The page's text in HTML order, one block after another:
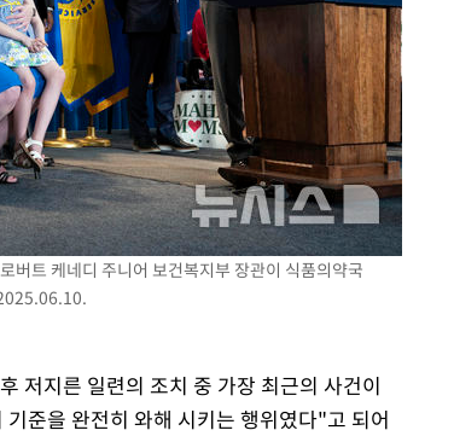
트 케네디 주니어 보건복지부 장관이 식품의약국
저지른 일련의 조치 중 가장 최근의 사건이
준을 완전히 와해 시키는 행위였다"고 되어